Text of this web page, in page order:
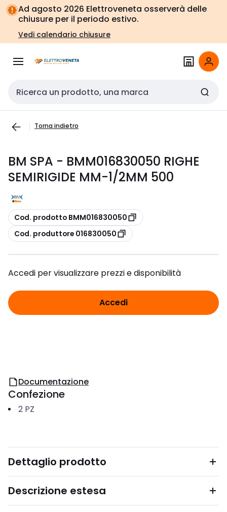
Vai alla
navigazione
Vai
alla
pagina
Ad agosto 2026 Elettroveneta osserverà delle
chiusure per il periodo estivo.
Vedi calendario chiusure
Cerca input
Torna indietro
BM SPA - BMM016830050 RIGHE
SEMIRIGIDE MM-1/2MM 500
copia
Cod. prodotto BMM016830050
copia
Cod. produttore 016830050
Accedi per visualizzare prezzi e disponibilità
Accedi
Documentazione
Confezione
2 PZ
Dettaglio prodotto
Descrizione estesa